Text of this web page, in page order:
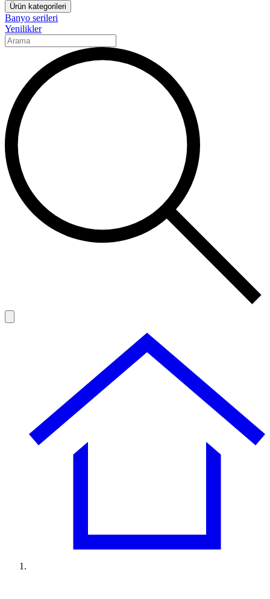
Ürün kategorileri
Banyo serileri
Yenilikler